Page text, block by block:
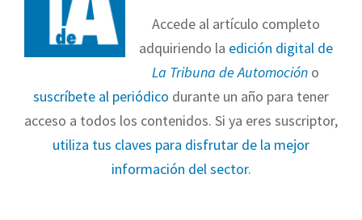
Accede al artículo completo
adquiriendo la edición digital de
La Tribuna de Automoción o
suscríbete al periódico durante un año para tener
acceso a todos los contenidos. Si ya eres suscriptor,
utiliza tus claves para disfrutar de la mejor
información del sector.